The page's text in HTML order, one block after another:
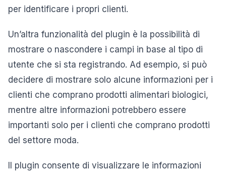
per identificare i propri clienti.
Un’altra funzionalità del plugin è la possibilità di
mostrare o nascondere i campi in base al tipo di
utente che si sta registrando. Ad esempio, si può
decidere di mostrare solo alcune informazioni per i
clienti che comprano prodotti alimentari biologici,
mentre altre informazioni potrebbero essere
importanti solo per i clienti che comprano prodotti
del settore moda.
Il plugin consente di visualizzare le informazioni